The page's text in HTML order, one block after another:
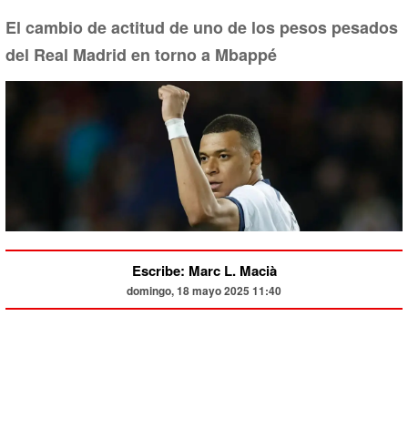
El cambio de actitud de uno de los pesos pesados
del Real Madrid en torno a Mbappé
Escribe: Marc L. Macià
domingo, 18 mayo 2025 11:40